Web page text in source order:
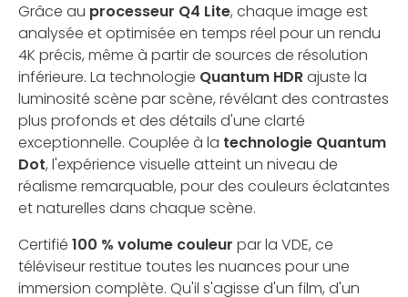
Grâce au processeur Q4 Lite, chaque image est
analysée et optimisée en temps réel pour un rendu
4K précis, même à partir de sources de résolution
inférieure. La technologie Quantum HDRajuste la
luminosité scène par scène, révélant des contrastes
plus profonds et des détails d'une clarté
exceptionnelle. Couplée à la technologie Quantum
Dot, l'expérience visuelle atteint un niveau de
réalisme remarquable, pour des couleurs éclatantes
et naturelles dans chaque scène.
Certifié 100 % volume couleur par la VDE, ce
téléviseur restitue toutes les nuances pour une
immersion complète. Qu'il s'agisse d'un film, d'un